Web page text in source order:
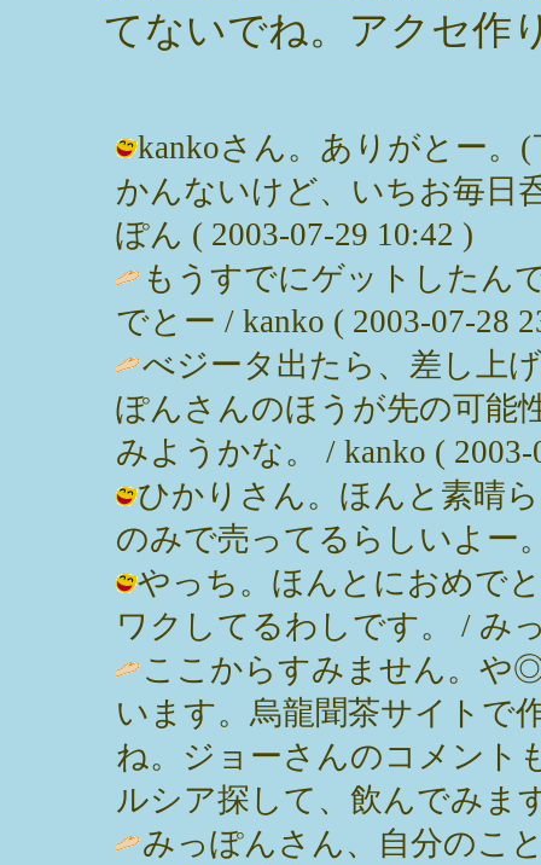
てないでね。アクセ作
kankoさん。ありがとー。
かんないけど、いちお毎日
ぽん ( 2003-07-29 10:42 )
もうすでにゲットしたん
でとー / kanko ( 2003-07-28
べジータ出たら、差し上
ぽんさんのほうが先の可能
みようかな。 / kanko ( 2003-
ひかりさん。ほんと素晴
のみで売ってるらしいよー
やっち。ほんとにおめで
ワクしてるわしです。 / み
ここからすみません。や
います。烏龍聞茶サイトで
ね。ジョーさんのコメント
ルシア探して、飲んでみま
みっぽんさん、自分のこ